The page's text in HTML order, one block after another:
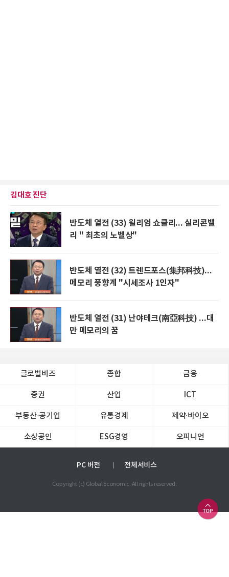
김대호 진단
반도체 열전 (33) 윌리엄 쇼클리... 실리콘밸
리 " 최초의 노벨상"
반도체 열전 (32) 트렌드포스(集邦科技)...
메모리 풍향계 "시세조사 1인자"
반도체 열전 (31) 난야테크(南亞科技) ...대
만 메모리의 꿈
글로벌비즈 종합 금융
증권 산업 ICT
부동산·공기업 유통경제 제약∙바이오
소상공인 ESG경영 오피니언
PC 버전 전체서비스
Copyright (c) Global Economic. All rights reserved.